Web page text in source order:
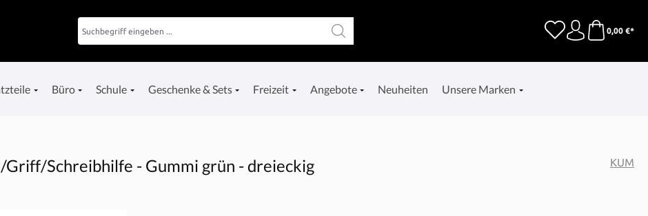
0,00 €*
Büro Schule Geschenke & Sets Freizeit Angebote Neuheiten Unsere Marken
Schreibhilfe - Gummi grün - dreieckig KUM